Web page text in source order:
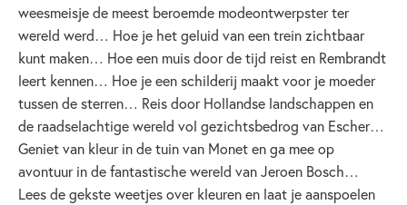
weesmeisje de meest beroemde modeontwerpster ter
wereld werd… Hoe je het geluid van een trein zichtbaar
kunt maken… Hoe een muis door de tijd reist en Rembrandt
leert kennen… Hoe je een schilderij maakt voor je moeder
tussen de sterren… Reis door Hollandse landschappen en
de raadselachtige wereld vol gezichtsbedrog van Escher…
Geniet van kleur in de tuin van Monet en ga mee op
avontuur in de fantastische wereld van Jeroen Bosch…
Lees de gekste weetjes over kleuren en laat je aanspoelen